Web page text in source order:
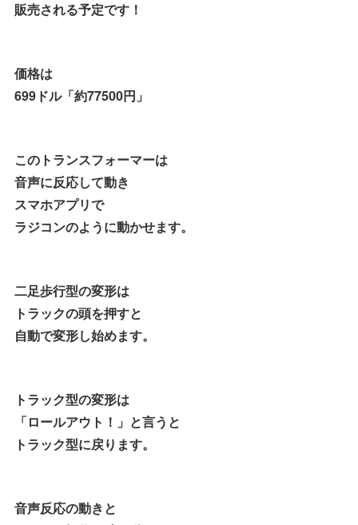
販売される予定です！
価格は
699ドル「約77500円」
このトランスフォーマーは
音声に反応して動き
スマホアプリで
ラジコンのように動かせます。
二足歩行型の変形は
トラックの頭を押すと
自動で変形し始めます。
トラック型の変形は
「ロールアウト！」と言うと
トラック型に戻ります。
音声反応の動きと